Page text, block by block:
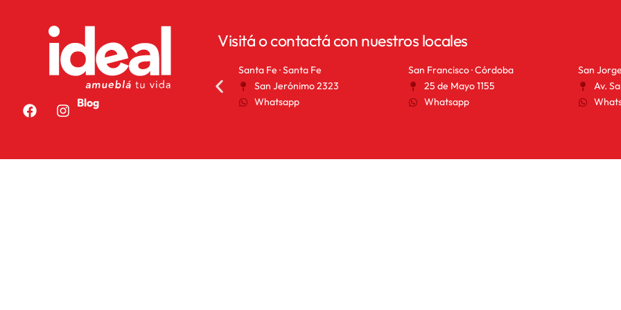
Blog
Visitá o contactá con nuestros locales
Rafaela · Santa Fe
Bv. Lehmann 530
Whatsapp
Santa Fe · Santa Fe
San Jerónimo 2323
Whatsapp
San Francisco · Córdoba
25 de Mayo 1155
Whatsapp
San
Av.